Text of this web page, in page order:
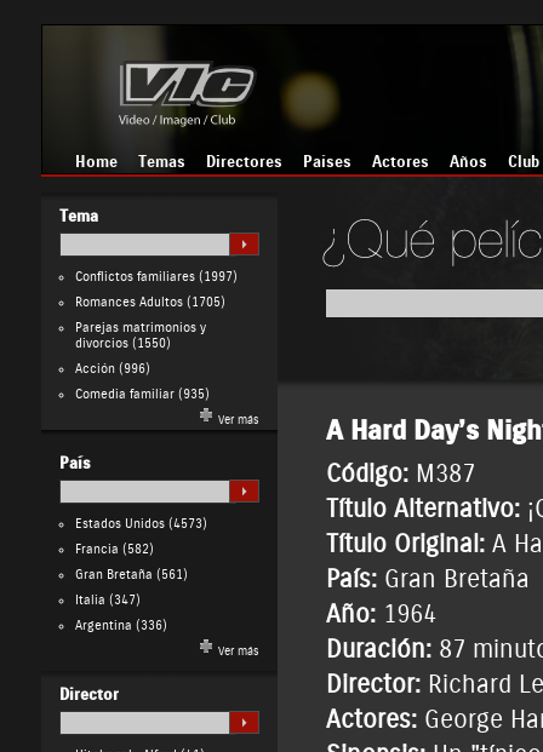
Home Temas Directores Países Actores Años Club
Tema
Conflictos familiares(1997)
Romances Adultos(1705)
Parejas matrimonios y
divorcios(1550)
Acción(996)
Comedia familiar(935)
Ver más
País
Estados Unidos(4573)
Francia (582)
Gran Bretaña (561)
Italia (347)
Argentina (336)
Ver más
Director
A Hard Day’s
Código: M387
Título Alternativo:
Título Original: A
País: Gran Bretaña
Año: 1964
Duración: 87
Director: Richard
Actores: George